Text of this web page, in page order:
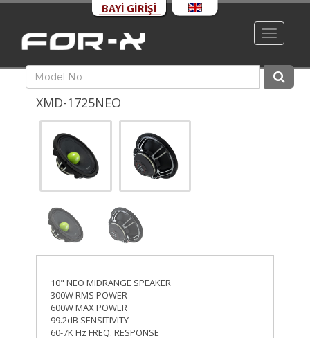
Toggle
XMD-1725NEO
10" NEO MIDRANGE SPEAKER
300W RMS POWER
600W MAX POWER
99.2dB SENSITIVITY
60-7K Hz FREQ. RESPONSE